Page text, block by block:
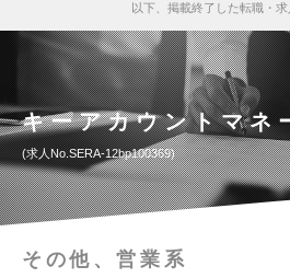
以下、掲載終了した転職・求
キーアカウントマネ
求人No.SERA-12bp100369
その他、営業系